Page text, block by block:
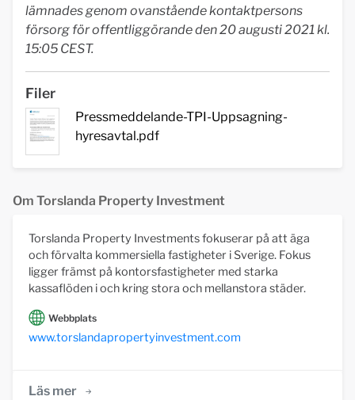
lämnades genom ovanstående kontaktpersons
försorg för offentliggörande den 20 augusti 2021 kl.
15:05 CEST.
Filer
Pressmeddelande-TPI-Uppsagning-
hyresavtal.pdf
Om Torslanda Property Investment
Torslanda Property Investments fokuserar på att äga
och förvalta kommersiella fastigheter i Sverige. Fokus
ligger främst på kontorsfastigheter med starka
kassaflöden i och kring stora och mellanstora städer.
Webbplats
www.torslandapropertyinvestment.com
Läs mer